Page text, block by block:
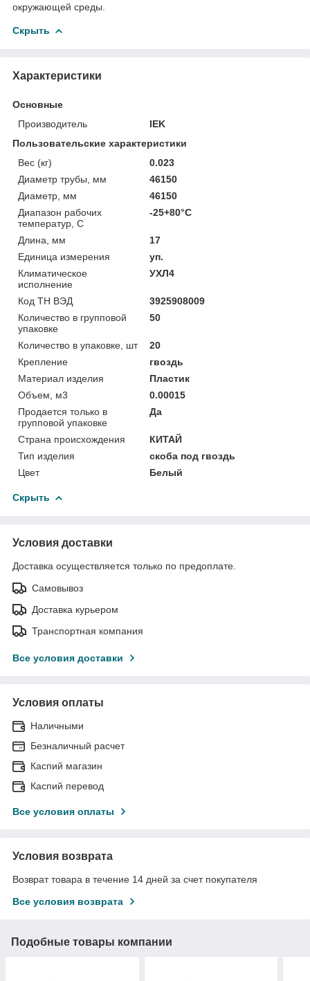
окружающей среды.
Скрыть
Характеристики
Основные
Производитель
IEK
Пользовательские характеристики
Вес (кг)
0.023
Диаметр трубы, мм
46150
Диаметр, мм
46150
Диапазон рабочих
температур, С
-25+80°C
Длина, мм
17
Единица измерения
уп.
Климатическое
исполнение
УХЛ4
Код ТН ВЭД
3925908009
Количество в групповой
упаковке
50
Количество в упаковке, шт
20
Крепление
гвоздь
Материал изделия
Пластик
Объем, м3
0.00015
Продается только в
групповой упаковке
Да
Страна происхождения
КИТАЙ
Тип изделия
скоба под гвоздь
Цвет
Белый
Скрыть
Условия доставки
Доставка осуществляется только по предоплате.
Самовывоз
Доставка курьером
Транспортная компания
Все условия доставки
Условия оплаты
Наличными
Безналичный расчет
Каспий магазин
Каспий перевод
Все условия оплаты
Условия возврата
Возврат товара в течение 14 дней за счет покупателя
Все условия возврата
Подобные товары компании